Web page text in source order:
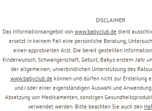
DISCLAIMER
Das Informationsangebot von www.babyclub.de dient
ersetzt in keinem Fall eine persönliche Beratung,
einen approbierten Arzt. Die bereit gestellten
Kinderwunsch, Schwangerschaft, Geburt, Babys erstem Jahr
der allgemeinen, unverbindlichen Unterstützung des
www.babyclub.de können und dürfen nicht zur Erstellung
und/oder einer eigenständigen Auswahl und Anwendung
Absetzung von Medikamenten, sonstigen
verwendet werden. Bitte beachten Sie auch den